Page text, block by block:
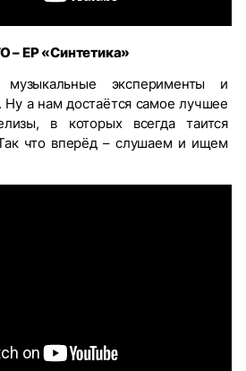
–EP«Синтетика»
эксперименты и
Ну а нам достаётся самое лучшее
в которых всегда таится
что вперёд – слушаем и ищем